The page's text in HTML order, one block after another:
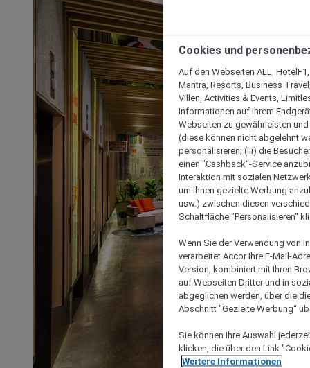
Cookies und
Auf den Webseiten ALL,
Mantra, Resorts, Business
Villen, Activities & Events,
Informationen auf Ihrem
Webseiten zu gewährleisten
(diese können nicht abgelehnt
personalisieren; (iii) die
einen "Cashback“-Service
Interaktion mit sozialen
um Ihnen gezielte Werbung
usw.) zwischen diesen
Schaltfläche "Personalisieren“
Wenn Sie der Verwendung von
verarbeitet Accor Ihre E-Mail-
Version, kombiniert mit Ihren
auf Webseiten Dritter und in
abgeglichen werden, über die
Abschnitt "Gezielte Werbung“
Sie können Ihre Auswahl
klicken, die über den Link
Weitere Informationen